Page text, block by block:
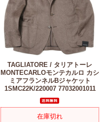
TAGLIATORE / タリアトーレ
MONTECARLOモンテカルロ カシ
ミアフランネルBジャケット
1SMC22K/220007 77032001011
在庫切れ